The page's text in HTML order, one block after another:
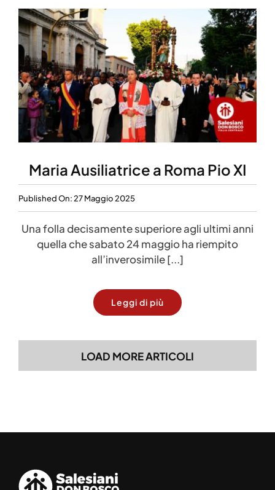
Maria Ausiliatrice a Roma Pio XI
Published On: 27 Maggio 2025
Una folla decisamente superiore agli ultimi anni
quella che sabato 24 maggio ha riempito
all’inverosimile [...]
Leggi di più
LOAD MORE ARTICOLI